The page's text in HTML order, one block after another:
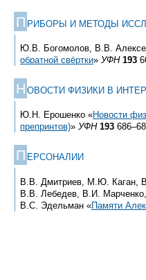
П РИБОРЫ И МЕТОДЫ
Ю.В. Богомолов, В.В.
обратной свёртки» УФН 193
Н ОВОСТИ ФИЗИКИ В
Ю.Н. Ерошенко «Новости
препринтов)» УФН 193
П ЕРСОНАЛИИ
В.В. Дмитриев, М.Ю. Каган,
В.В. Лебедев, В.И.
В.С. Эдельман «Памяти